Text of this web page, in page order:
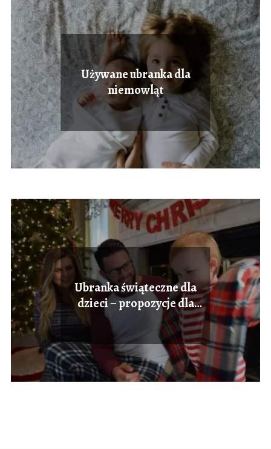
Używane ubranka dla
niemowląt
Ubranka świąteczne dla
dzieci – propozycje dla
najmłodszych